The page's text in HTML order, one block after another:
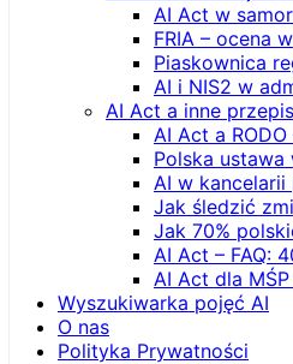
AI Act w
FRIA – ocena
Piaskownica
AI i NIS2 w
AI Act a inne
AI Act a
Polska
AI w
Jak śledzić
Jak 70%
AI Act – FAQ:
AI Act dla
Wyszukiwarka pojęć AI
O nas
Polityka Prywatności